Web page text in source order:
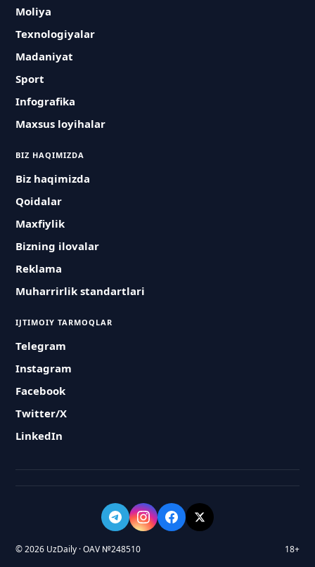
Moliya
Texnologiyalar
Madaniyat
Sport
Infografika
Maxsus loyihalar
BIZ HAQIMIZDA
Biz haqimizda
Qoidalar
Maxfiylik
Bizning ilovalar
Reklama
Muharrirlik standartlari
IJTIMOIY TARMOQLAR
Telegram
Instagram
Facebook
Twitter/X
LinkedIn
© 2026 UzDaily · OAV №248510 18+